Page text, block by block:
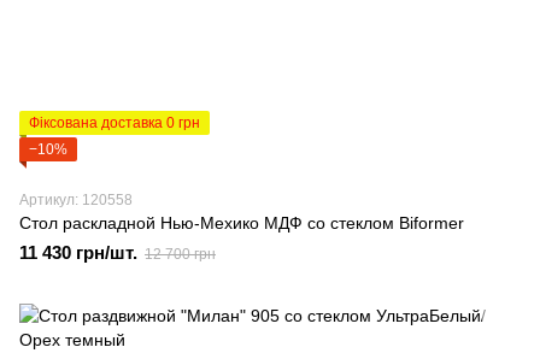
Фіксована доставка 0 грн
−10%
Артикул: 120558
Стол раскладной Нью-Мехико МДФ со стеклом Biformer
11 430 грн/шт. 12 700 грн